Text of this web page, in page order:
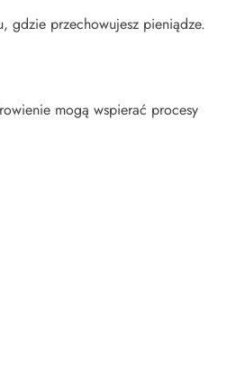
gdzie przechowujesz pieniądze.
mogą wspierać procesy